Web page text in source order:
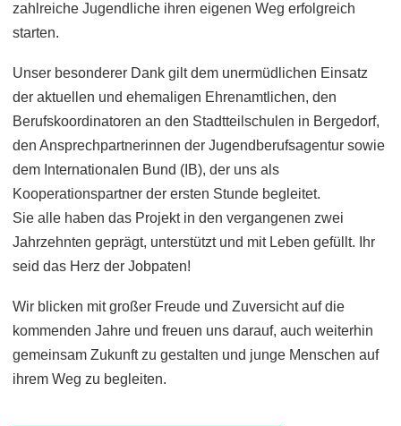
zahlreiche Jugendliche ihren eigenen Weg erfolgreich
starten.
Unser besonderer Dank gilt dem unermüdlichen Einsatz
der aktuellen und ehemaligen Ehrenamtlichen, den
Berufskoordinatoren an den Stadtteilschulen in Bergedorf,
den Ansprechpartnerinnen der Jugendberufsagentur sowie
dem Internationalen Bund (IB), der uns als
Kooperationspartner der ersten Stunde begleitet.
Sie alle haben das Projekt in den vergangenen zwei
Jahrzehnten geprägt, unterstützt und mit Leben gefüllt. Ihr
seid das Herz der Jobpaten!
Wir blicken mit großer Freude und Zuversicht auf die
kommenden Jahre und freuen uns darauf, auch weiterhin
gemeinsam Zukunft zu gestalten und junge Menschen auf
ihrem Weg zu begleiten.